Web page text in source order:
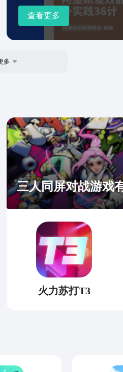
价 4、
核项
联系我们： 电话咨询：185-1139-
1191（
查看更多
多
三人同屏对战游戏
火力苏打T3